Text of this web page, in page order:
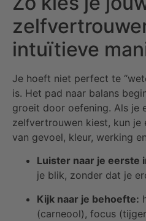
intuïtieve
Je hoeft niet perfect te
is. Het pad naar balans
groeit door oefening. Als je
zelfvertrouwen kiest, kun je
van gevoel, kleur, werking
Luister naar je eerste
je blik, zonder dat je
Kijk naar je behoefte:
(carneool), focus